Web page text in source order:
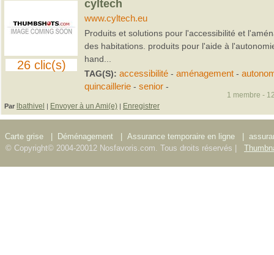
26 clic(s)
cyltech
www.cyltech.eu
Produits et solutions pour l'accessibilité et
des habitations. produits pour l'aide à
hand...
TAG(S): accessibilité- aménagement-
quincaillerie- senior-
Par lbathivel | Envoyer à un Ami(e) | Enregistrer
1 membre -
Carte grise Déménagement Assurance temporaire en ligne
© Copyright© 2004-20012 Nosfavoris.com. Tous droits réservés |